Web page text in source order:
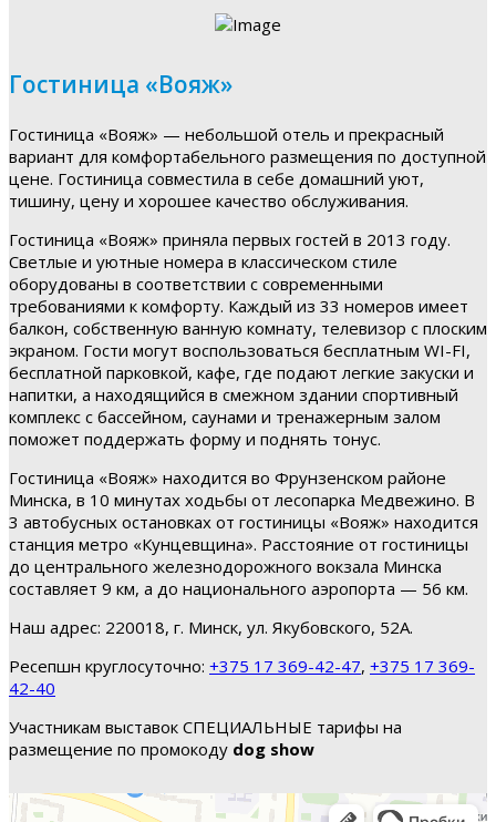
Гостиница «Вояж»
Гостиница «Вояж» — небольшой отель и прекрасный
вариант для комфортабельного размещения по доступной
цене. Гостиница совместила в себе домашний уют,
тишину, цену и хорошее качество обслуживания.
Гостиница «Вояж» приняла первых гостей в 2013 году.
Светлые и уютные номера в классическом стиле
оборудованы в соответствии с современными
требованиями к комфорту. Каждый из 33 номеров имеет
балкон, собственную ванную комнату, телевизор с плоским
экраном. Гости могут воспользоваться бесплатным WI-FI,
бесплатной парковкой, кафе, где подают легкие закуски и
напитки, а находящийся в смежном здании спортивный
комплекс с бассейном, саунами и тренажерным залом
поможет поддержать форму и поднять тонус.
Гостиница «Вояж» находится во Фрунзенском районе
Минска, в 10 минутах ходьбы от лесопарка Медвежино. В
3 автобусных остановках от гостиницы «Вояж» находится
станция метро «Кунцевщина». Расстояние от гостиницы
до центрального железнодорожного вокзала Минска
составляет 9 км, а до национального аэропорта — 56 км.
Наш адрес: 220018, г. Минск, ул. Якубовского, 52А.
Ресепшн круглосуточно: +375 17 369-42-47, +375 17 369-
42-40
Участникам выставок СПЕЦИАЛЬНЫЕ тарифы на
размещение по промокоду dog show